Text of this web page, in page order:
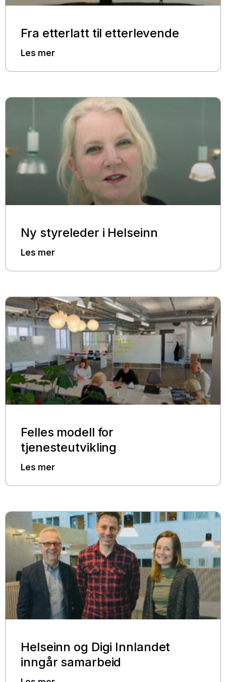
Fra etterlatt til etterlevende
Les mer
Ny styreleder i Helseinn
Les mer
Felles modell for
tjenesteutvikling
Les mer
Helseinn og Digi Innlandet
inngår samarbeid